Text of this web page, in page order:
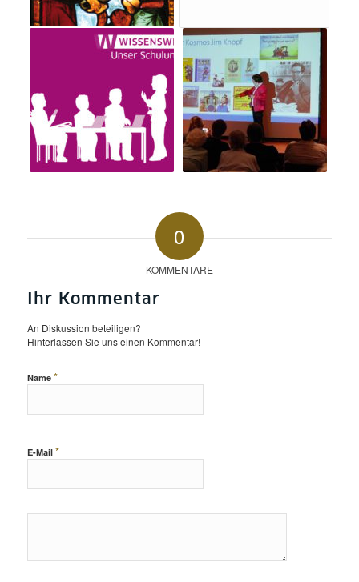
0
KOMMENTARE
Ihr Kommentar
An Diskussion beteiligen?
Hinterlassen Sie uns einen Kommentar!
Name *
E-Mail *